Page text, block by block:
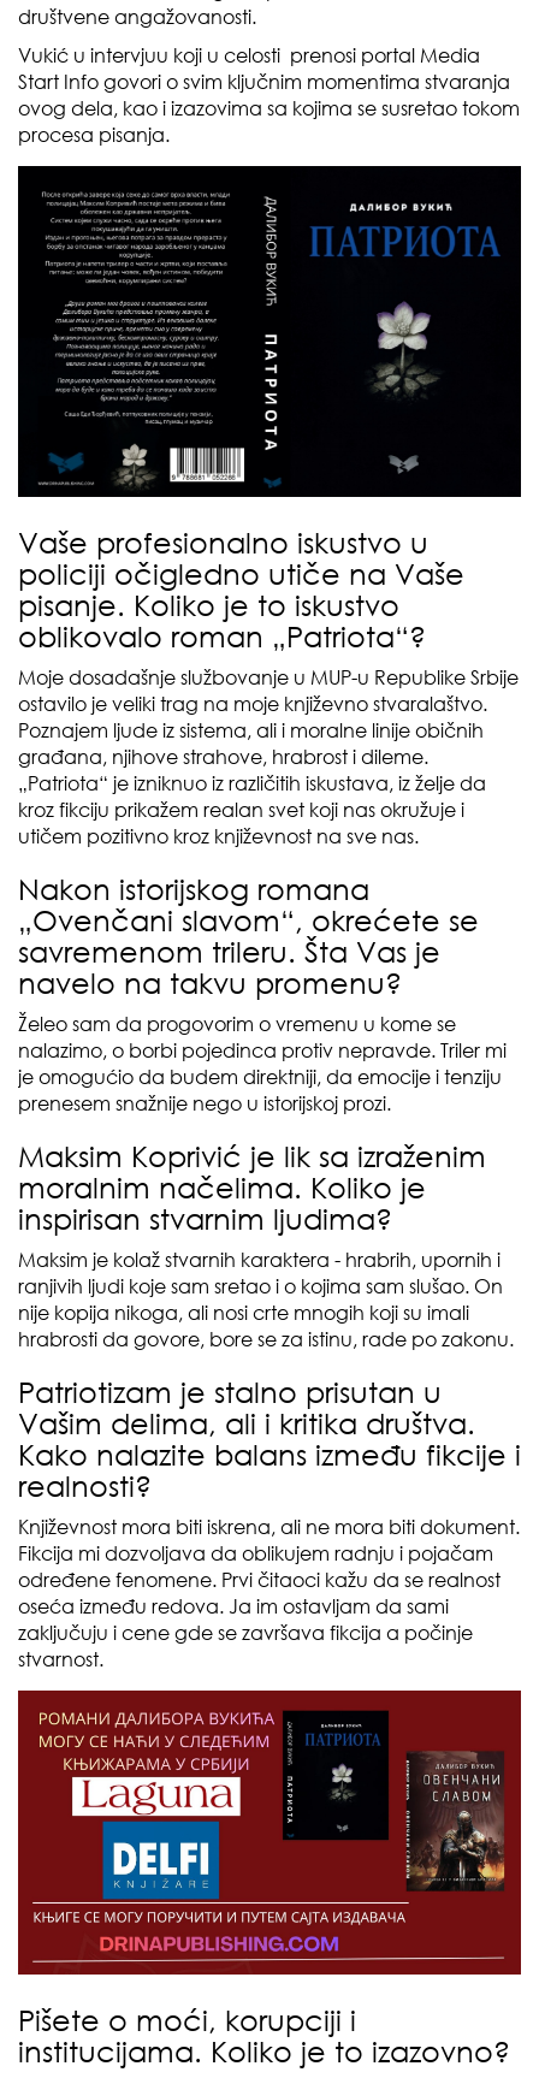
društvene angažovanosti.
Vukić u intervjuu koji u celosti prenosi portal Media
Start Info govori o svim ključnim momentima stvaranja
ovog dela, kao i izazovima sa kojima se susretao tokom
procesa pisanja.
Vaše profesionalno iskustvo u
policiji očigledno utiče na Vaše
pisanje. Koliko je to iskustvo
oblikovalo roman „Patriota“?
Moje dosadašnje službovanje u MUP-u Republike Srbije
ostavilo je veliki trag na moje književno stvaralaštvo.
Poznajem ljude iz sistema, ali i moralne linije običnih
građana, njihove strahove, hrabrost i dileme.
„Patriota“ je izniknuo iz različitih iskustava, iz želje da
kroz fikciju prikažem realan svet koji nas okružuje i
utičem pozitivno kroz književnost na sve nas.
Nakon istorijskog romana
„Ovenčani slavom“, okrećete se
savremenom trileru. Šta Vas je
navelo na takvu promenu?
Želeo sam da progovorim o vremenu u kome se
nalazimo, o borbi pojedinca protiv nepravde. Triler mi
je omogućio da budem direktniji, da emocije i tenziju
prenesem snažnije nego u istorijskoj prozi.
Maksim Koprivić je lik sa izraženim
moralnim načelima. Koliko je
inspirisan stvarnim ljudima?
Maksim je kolaž stvarnih karaktera - hrabrih, upornih i
ranjivih ljudi koje sam sretao i o kojima sam slušao. On
nije kopija nikoga, ali nosi crte mnogih koji su imali
hrabrosti da govore, bore se za istinu, rade po zakonu.
Patriotizam je stalno prisutan u
Vašim delima, ali i kritika društva.
Kako nalazite balans između fikcije i
realnosti?
Književnost mora biti iskrena, ali ne mora biti dokument.
Fikcija mi dozvoljava da oblikujem radnju i pojačam
određene fenomene. Prvi čitaoci kažu da se realnost
oseća između redova. Ja im ostavljam da sami
zaključuju i cene gde se završava fikcija a počinje
stvarnost.
Pišete o moći, korupciji i
institucijama. Koliko je to izazovno?